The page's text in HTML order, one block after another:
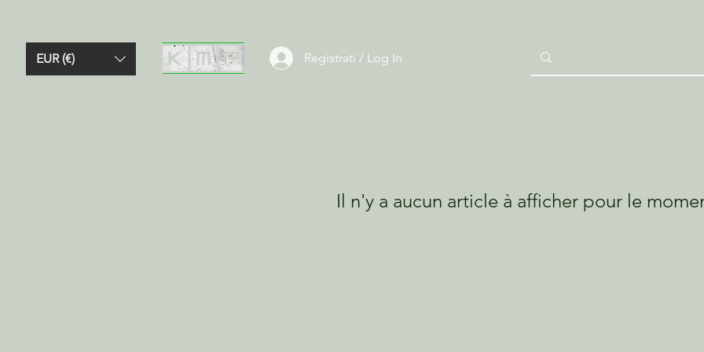
EUR (€) Registrati / Log In
Il n'y a aucun article à afficher pour le